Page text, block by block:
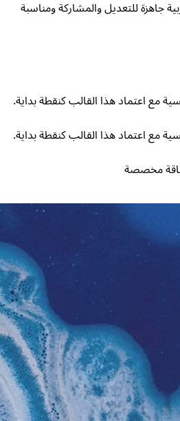
جاهزة للتعديل والمشاركة ومناسبة
مع اعتماد هذا القالب كنقطة بداية.
مع اعتماد هذا القالب كنقطة بداية.
مخصصة